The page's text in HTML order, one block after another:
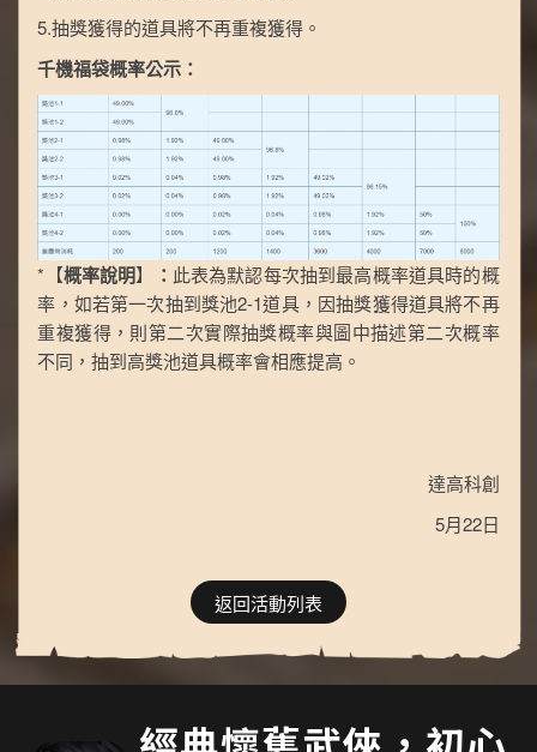
5.抽獎獲得的道具將不再重複獲得。
千機福袋概率公示：
*【概率說明】 ： 此表為默認每次抽到最高概率道具時的概
率，如若第一次抽到獎池2-1道具，因抽獎獲得道具將不再
重複獲得，則第二次實際抽獎概率與圖中描述第二次概率
不同，抽到高獎池道具概率會相應提高。
達高科創
5月22日
返回活動列表